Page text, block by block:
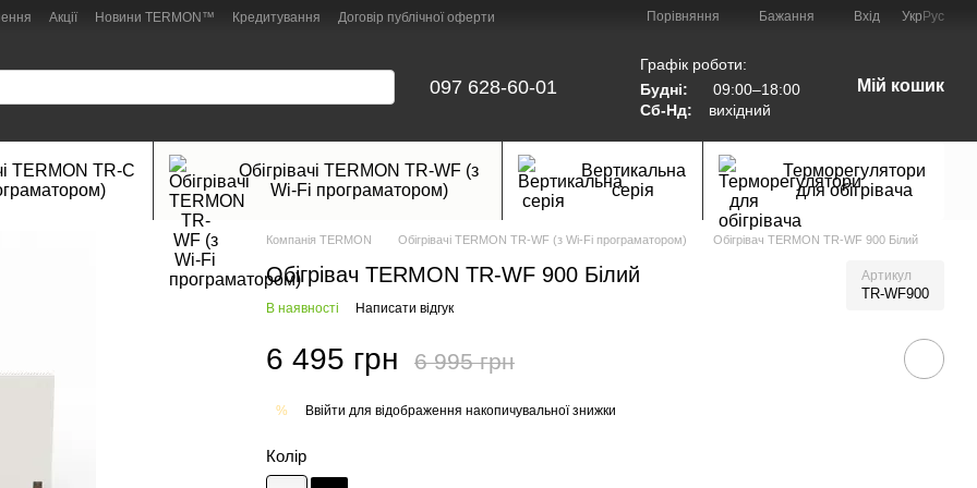
Акції Новини TERMON™ Кредитування
Договір публічної оферти
Порівняння Бажання Вхід Укр Рус
097 628-60-01
Графік роботи:
Будні:
09:00–18:00
Сб-Нд:
вихідний
Мій кошик
TERMON TR-C
Обігрівачі TERMON TR-WF (з
Wi-Fi програматором)
Вертикальна
серія
Терморегулятори
для обігрівача
Компанія TERMON Обігрівачі TERMON TR-WF (з Wi-Fi програматором) Обігрівач TERMON TR-WF 900 Білий
Обігрівач TERMON TR-WF 900 Білий Артикул
TR-WF900
В наявності Написати відгук
6 495 грн 6 995 грн
% Ввійти для відображення накопичувальної знижки
Колір